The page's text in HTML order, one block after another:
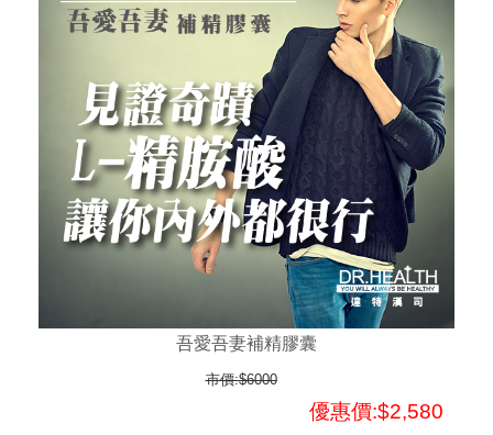
吾愛吾妻補精膠囊
市價:$6000
優惠價:$2,580